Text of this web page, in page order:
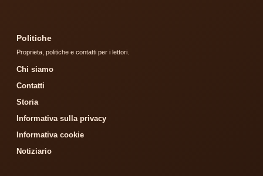
Politiche
Proprieta, politiche e contatti per i lettori.
Chi siamo
Contatti
Storia
Informativa sulla privacy
Informativa cookie
Notiziario